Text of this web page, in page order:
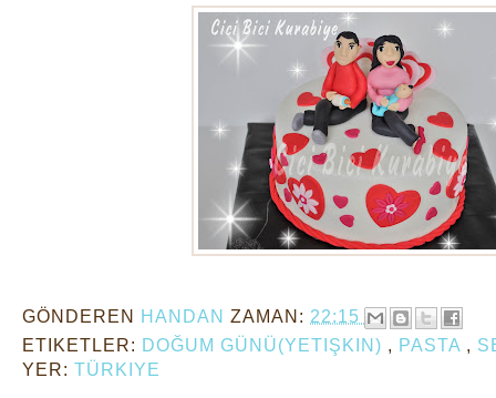
GÖNDEREN HANDAN ZAMAN: 22:15
ETIKETLER: DOĞUM GÜNÜ(YETIŞKIN) , PASTA ,
YER: TÜRKIYE